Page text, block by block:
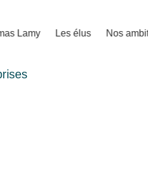
Lamy Les élus Nos